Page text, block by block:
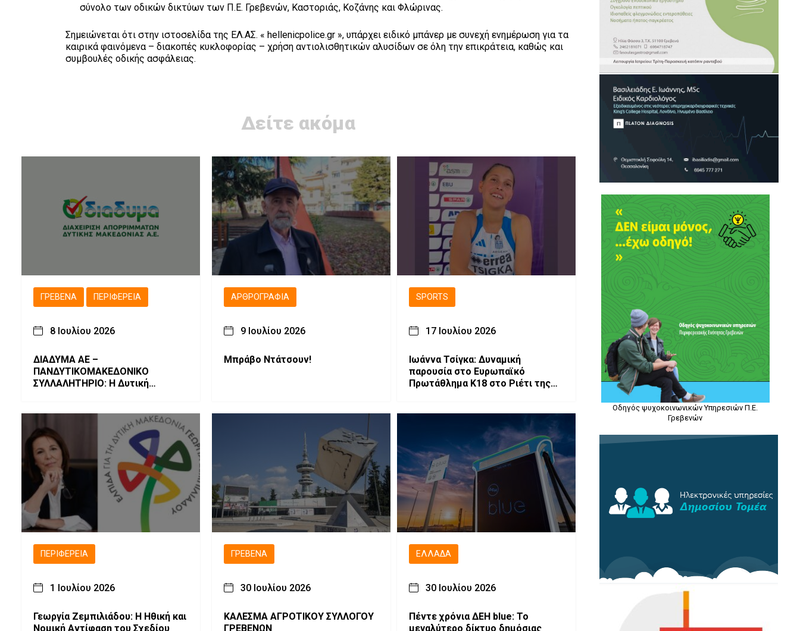
σύνολο των οδικών δικτύων των Π.Ε. Γρεβενών, Καστοριάς, Κοζάνης και Φλώρινας.
Σημειώνεται ότι στην ιστοσελίδα της ΕΛ.ΑΣ. « hellenicpolice.gr », υπάρχει ειδικό μπάνερ με συνεχή ενημέρωση για τα
καιρικά φαινόμενα – διακοπές κυκλοφορίας – χρήση αντιολισθητικών αλυσίδων σε όλη την επικράτεια, καθώς και
συμβουλές οδικής ασφάλειας.
Δείτε ακόμα
ΓΡΕΒΕΝΆ ΠΕΡΙΦΈΡΕΙΑ
8 Ιουλίου 2026
ΔΙΑΔΥΜΑ ΑΕ –
ΠΑΝΔΥΤΙΚΟΜΑΚΕΔΟΝΙΚΟ
ΣΥΛΛΑΛΗΤΗΡΙΟ: Η Δυτική
ΑΡΘΡΟΓΡΑΦΊΑ
9 Ιουλίου 2026
Μπράβο Ντάτσουν!
SPORTS
17 Ιουλίου 2026
Ιωάννα Τσίγκα: Δυναμική
παρουσία στο Ευρωπαϊκό
Πρωτάθλημα Κ18 στο Ριέτι της
ΠΕΡΙΦΈΡΕΙΑ
1 Ιουλίου 2026
Γεωργία Ζεμπιλιάδου: Η Ηθική και
Νομική Αντίφαση του Σχεδίου
ΓΡΕΒΕΝΆ
30 Ιουλίου 2026
ΚΑΛΕΣΜΑ ΑΓΡΟΤΙΚΟΥ ΣΥΛΛΟΓΟΥ
ΓΡΕΒΕΝΩΝ
ΕΛΛΆΔΑ
30 Ιουλίου 2026
Πέντε χρόνια ΔΕΗ blue: Το
μεγαλύτερο δίκτυο δημόσιας
Οδηγός ψυχοκοινωνικών Υπηρεσιών Π.Ε.
Γρεβενών